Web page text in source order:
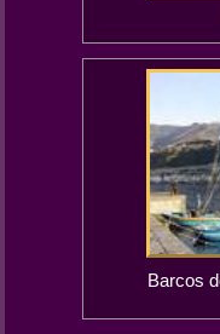
Barcos